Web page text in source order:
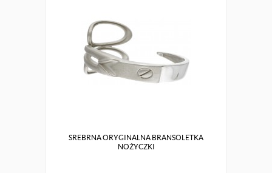
SREBRNA ORYGINALNA BRANSOLETKA
NOŻYCZKI